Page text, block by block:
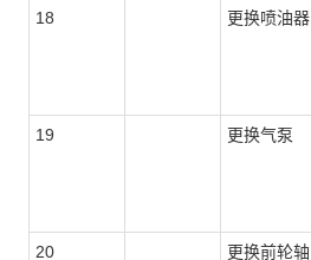
18 更换喷油器
19 更换气泵
20 更换前轮轴